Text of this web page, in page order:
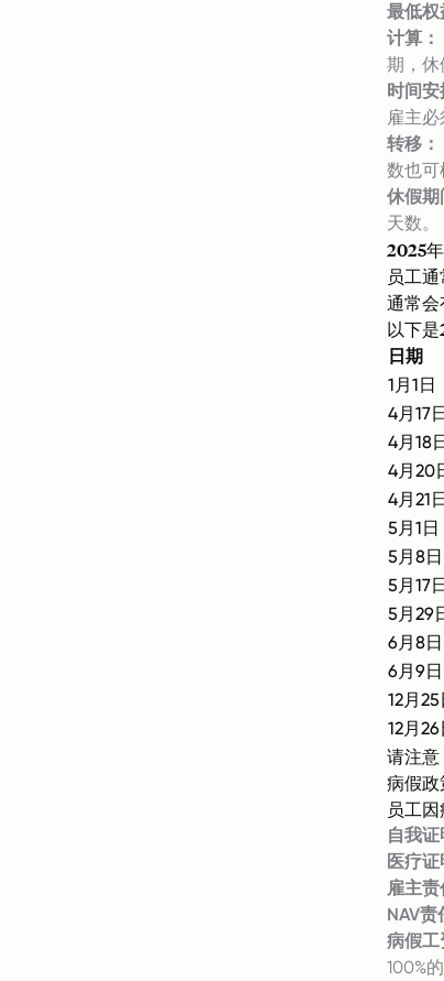
最低权
计算：
期，休
时间安
雇主
转移：
数也可
休假期
天数。
2025
员工
通常会
以下是
日期
1月1日
4月17
4月18
4月20
4月21
5月1日
5月8日
5月17
5月29
6月8日
6月9日
12月25
12月26
请注意
病假政
员工
自我证
医疗证
雇主责
NAV责
病假工
100%